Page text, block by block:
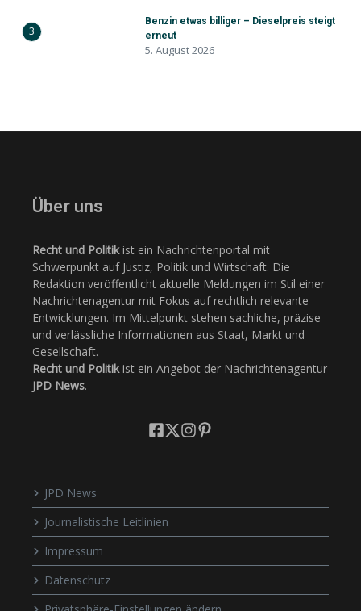
3
Benzin etwas billiger – Dieselpreis steigt
erneut
5. August 2026
Über uns
Recht und Politikist ein Nachrichtenportal mit
Schwerpunkt auf Justiz, Politik und Wirtschaft. Die
Redaktion veröffentlicht aktuelle Meldungen im Stil einer
Nachrichtenagentur mit Fokus auf rechtlich relevante
Entwicklungen. Im Mittelpunkt stehen sachliche, präzise
und verlässliche Informationen aus Staat, Markt und
Gesellschaft.
Recht und Politikist ein Angebot der Nachrichtenagentur
JPD News.
JPD News
Journalistische Leitlinien
Impressum
Datenschutz